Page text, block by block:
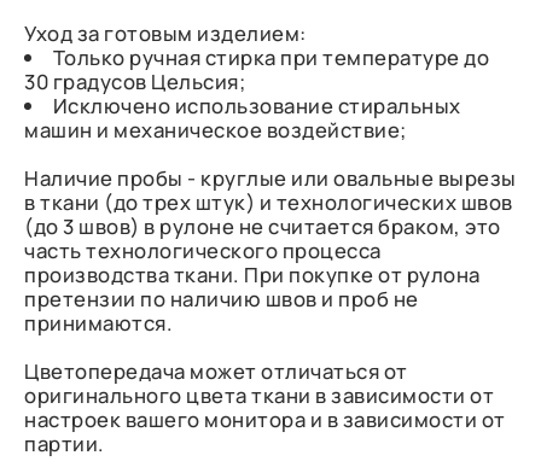
Уход за готовым изделием:
Только ручная стирка при температуре до
30 градусов Цельсия;
Исключено использование стиральных
машин и механическое воздействие;
Наличие пробы - круглые или овальные вырезы
в ткани (до трех штук) и технологических швов
(до 3 швов) в рулоне не считается браком, это
часть технологического процесса
производства ткани. При покупке от рулона
претензии по наличию швов и проб не
принимаются.
Цветопередача может отличаться от
оригинального цвета ткани в зависимости от
настроек вашего монитора и в зависимости от
партии.